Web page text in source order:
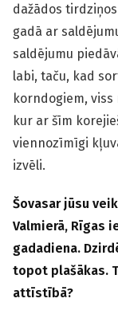
dažādos
gadā ar
saldējumu
labi, taču, kad
korndogiem, viss
kur ar šīm
viennozīmīgi
izvēli.
Šovasar jūsu
Valmierā, Rīgas
gadadiena.
topot plašākas.
attīstībā?